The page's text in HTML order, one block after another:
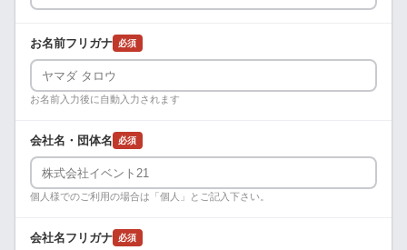
お名前フリガナ 必須
お名前入力後に自動入力されます
会社名・団体名 必須
個人様でのご利用の場合は「個人」とご記入下さい。
会社名フリガナ 必須